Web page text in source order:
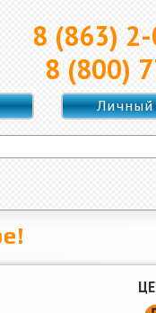
8 (863)
8 (800)
Личный